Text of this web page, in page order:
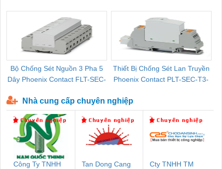
Bộ Chống Sét Nguồn 3 Pha 5
Dây Phoenix Contact FLT-SEC-
Thiết Bị Chống Sét Lan Truyền
Phoenix Contact PLT-SEC-T3-
Nhà cung cấp chuyên nghiệp
Công Ty TNHH
Tan Dong Cang
Cty TNHH TM